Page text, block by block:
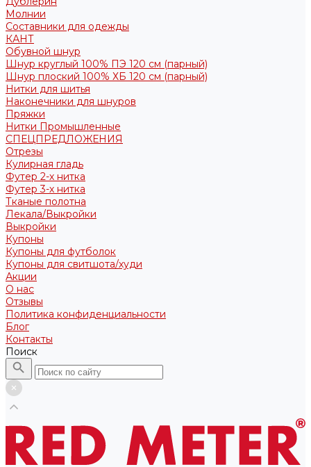
Молнии
Составники для одежды
КАНТ
Обувной шнур
Шнур круглый 100% ПЭ 120 см (парный)
Шнур плоский 100% ХБ 120 см (парный)
Нитки для шитья
Наконечники для шнуров
Пряжки
Нитки Промышленные
СПЕЦПРЕДЛОЖЕНИЯ
Отрезы
Кулирная гладь
Футер 2-х нитка
Футер 3-х нитка
Тканые полотна
Лекала/Выкройки
Выкройки
Купоны
Купоны для футболок
Купоны для свитшота/худи
Акции
О нас
Отзывы
Политика конфиденциальности
Блог
Контакты
Поиск